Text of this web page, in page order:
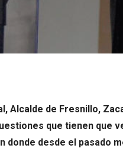
Alcalde de Fresnillo,
que tienen que
donde desde el pasado